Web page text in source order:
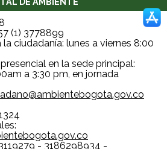
(1) 3778899
ciudadanía: lunes a viernes 8:00
en la sede principal:
a 3:30 pm, en jornada
- 3186298934 -